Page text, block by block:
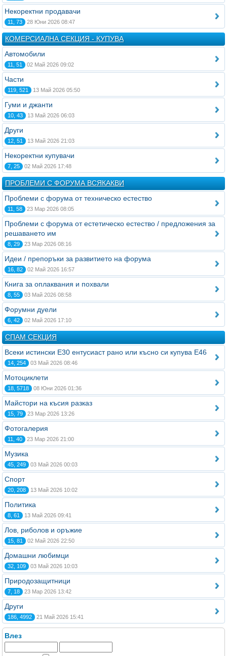
Некоректни продавачи
11, 73 28 Юни 2026 08:47
КОМЕРСИАЛНА СЕКЦИЯ - КУПУВА
Автомобили
11, 51 02 Май 2026 09:02
Части
119, 521 13 Май 2026 05:50
Гуми и джанти
10, 43 13 Май 2026 06:03
Други
12, 51 13 Май 2026 21:03
Некоректни купувачи
7, 25 02 Май 2026 17:48
ПРОБЛЕМИ С ФОРУМА ВСЯКАКВИ
Проблеми с форума от техническо естество
11, 58 23 Мар 2026 08:05
Проблеми с форума от естетическо естество / предложения за
решаването им
8, 29 23 Мар 2026 08:16
Идеи / препоръки за развитието на форума
16, 82 02 Май 2026 16:57
Книга за оплаквания и похвали
8, 55 03 Май 2026 08:58
Форумни дуели
6, 42 02 Май 2026 17:10
СПАМ СЕКЦИЯ
Всеки истински Е30 ентусиаст рано или късно си купува Е46
14, 254 03 Май 2026 08:46
Мотоциклети
18, 5718 08 Юни 2026 01:36
Майстори на късия разказ
15, 79 23 Мар 2026 13:26
Фотогалерия
11, 40 23 Мар 2026 21:00
Музика
45, 249 03 Май 2026 00:03
Спорт
20, 208 13 Май 2026 10:02
Политика
8, 61 13 Май 2026 09:41
Лов, риболов и оръжие
15, 81 02 Май 2026 22:50
Домашни любимци
32, 109 03 Май 2026 10:03
Природозащитници
7, 18 23 Мар 2026 13:42
Други
186, 4992 21 Май 2026 15:41
Влез